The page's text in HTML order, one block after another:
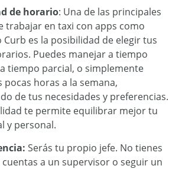
de horario: Una de las principales
trabajar en taxi con apps como
Curb es la posibilidad de elegir tus
Puedes manejar a tiempo
tiempo parcial, o simplemente
pocas horas a la semana,
de tus necesidades y preferencias.
te permite equilibrar mejor tu
y personal.
Serás tu propio jefe. No tienes
a un supervisor o seguir un